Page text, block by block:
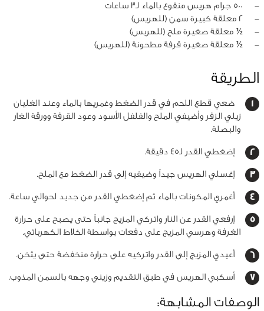
‏-
500 جرام هريس منقوع بالماء لـ3 ساعات
‏-
2 معلقة كبيرة سمن (للهريس)
‏-
½ معلقة صغيرة ملح (للهريس)
‏-
½ معلقة صغيرة قرفة مطحونة (للهريس)
الطريقة
ضعي قطع اللحم في قدر الضغط وغمريها بالماء وعند الغليان
زيلي الزفر وأضيفي الملح والفلفل الأسود وعود القرفة وورقة الغار
والبصلة.
إضغطي القدر لـ45 دقيقة.
إغسلي الهريس جيداً وضيفيه إلى قدر الضغط مع الملح.
أغمري المكونات بالماء ثم إضغطي القدر من جديد لحوالي ساعة.
إرفعي القدر عن النار واتركي المزيج جانباً حتى يصبح على حرارة
الغرفة وهرسي المزيج على دفعات بواسطة الخلاط الكهربائي.
أعيدي المزيج إلى القدر واتركيه على حرارة منخفضة حتى يثخن.
أسكبي الهريس في طبق التقديم وزيني وجهه بالسمن المذوب.
الوصفات المشابهة: